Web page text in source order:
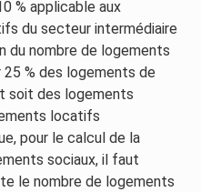
% applicable aux
du secteur intermédiaire
du nombre de logements
% des logements de
soit des logements
locatifs
pour le calcul de la
sociaux, il faut
le nombre de logements